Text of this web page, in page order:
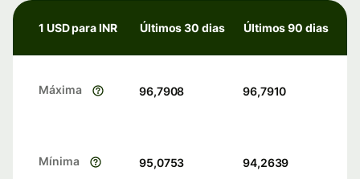
1 USD para INR Últimos 30 dias Últimos 90 dias
Máxima 96,7908 96,7910
Mínima 95,0753 94,2639